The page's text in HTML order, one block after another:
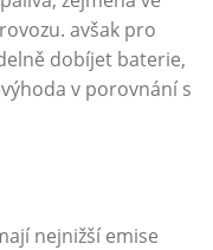
avšak pro
dobíjet​ baterie,⁢
v ⁤porovnání s
nejnižší emise